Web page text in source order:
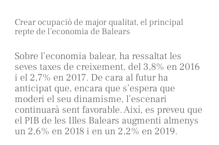
Crear ocupació de major qualitat, el principal
repte de l’economia de Balears
Sobre l’economia balear, ha ressaltat les
seves taxes de creixement, del 3,8% en 2016
i el 2,7% en 2017. De cara al futur ha
anticipat que, encara que s’espera que
moderi el seu dinamisme, l’escenari
continuarà sent favorable. Així, es preveu que
el PIB de les Illes Balears augmenti almenys
un 2,6% en 2018 i en un 2,2% en 2019.